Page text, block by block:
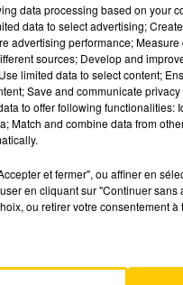
NORD
data processing based on your
data to select advertising;
advertising performance;
sources; Develop and
limited data to select content;
Save and communicate
to offer following functionalities:
Match and combine data from
et fermer", ou affiner en
en cliquant sur "Continuer
ou retirer votre consentement